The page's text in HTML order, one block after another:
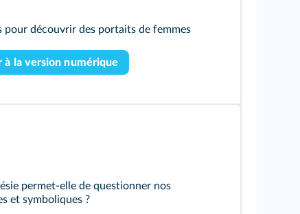
pour découvrir des portaits de femmes
à la version numérique
permet-elle de questionner nos
et symboliques ?